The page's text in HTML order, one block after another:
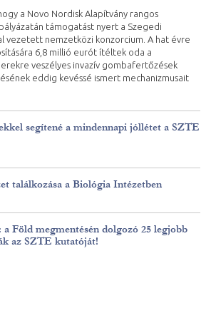
a Novo Nordisk Alapítvány rangos
támogatást nyert a Szegedi
vezetett nemzetközi konzorcium. A hat évre
6,8 millió eurót ítéltek oda a
veszélyes invazív gombafertőzések
eddig kevéssé ismert mechanizmusait
segítené a mindennapi jóllétet a SZTE
találkozása a Biológia Intézetben
Föld megmentésén dolgozó 25 legjobb
az SZTE kutatóját!